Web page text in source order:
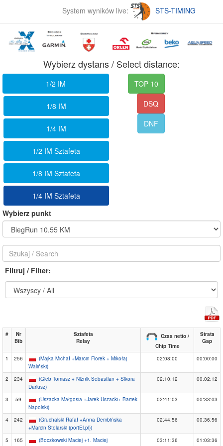
System wyników live: STS-TIMING
Wybierz dystans / Select distance:
1/2 IM
1/8 IM
1/4 IM
1/2 IM Sztafeta
1/8 IM Sztafeta
1/4 IM Sztafeta
TOP 10
DSQ
DNF
Wybierz punkt
Filtruj / Filter:
#
Nr
Bib
Sztafeta
Relay
Czas netto /
Chip Time
Strata
Gap
1 256
(Majka Michał +Marcin Florek + Mikołaj
Waliński)
02:08:00 00:00:00
2 234
(Gleb Tomasz + Niżnik Sebastian + Sikora
Dariusz)
02:10:12 00:02:12
3 59
(Uszacka Małgosia +Jarek Uszacki+ Bartek
Napolski)
02:41:03 00:33:03
4 242
(Gruchalski Rafał +Anna Dembińska
+Marcin Stolarski (portEl.pl))
02:44:56 00:36:56
5 165
(Boczkowski Maciej +1. Maciej
03:11:36 01:03:36